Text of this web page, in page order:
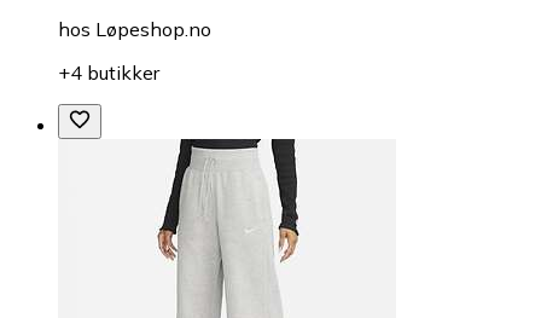
hos Løpeshop.no
+4 butikker